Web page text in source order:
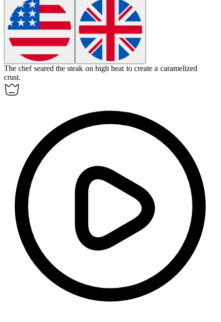
The chef seared the steak on high heat to create a caramelized
crust.